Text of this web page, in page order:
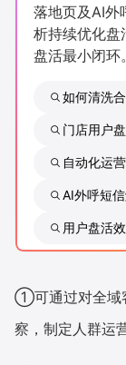
AllValue
增长产品指南
智库
行业洞察
品牌消费观
落地页及AI外
析持续优化盘
盘活最小闭环。
如何清洗
门店用户
自动化运
AI外呼短
用户盘活
①可通过对全域
察，制定人群运